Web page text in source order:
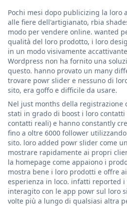
Pochi mesi dopo publicizing la loro
alle fiere dell'artigianato, rbia
modo per vendere online. wanted
qualità del loro prodotto, i loro
in un modo visivamente
Wordpress non ha fornito una
questo. hanno provato un many
trovare powr slider e nessuno di
sito, era goffo e difficile da usare.
Nel just months della registrazione
stati in grado di boost i loro contatti
contatti reali) e hanno constantly
fino a oltre 6000 follower
sito. loro added powr slider come
mostrare rapidamente ai propri
la homepage come appaiono i
mostra bene i loro prodotti e offre
esperienza in loco. infatti reported
interagito con le app powr sul loro
volte più a lungo di qualsiasi altra